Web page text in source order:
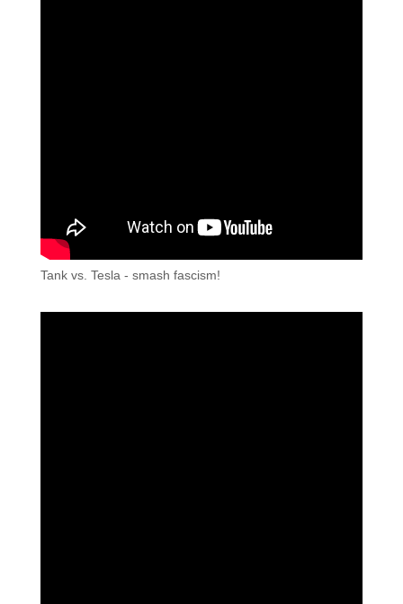
Tank vs. Tesla - smash fascism!